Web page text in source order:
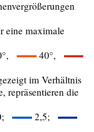
eine maximale
40°,
im Verhältnis
repräsentieren die
2,5;